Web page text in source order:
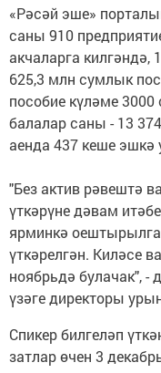
«Рәсәй эше»
саны 910
акчаларга килгәндә,
625,3 млн сумлык
пособие күләме
балалар саны - 13
аенда 437 кеше
"Без актив рәвештә
үткәрүне дәвам
ярминкә
үткәрелгән. Киләсе
ноябрьдә булачак", -
үзәге директоры
Спикер билгеләп
затлар өчен 3